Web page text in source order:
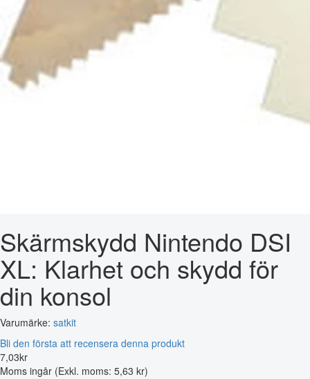
Skärmskydd Nintendo DSI
XL: Klarhet och skydd för
din konsol
Varumärke: satkit
Bli den första att recensera denna produkt
7,03kr
Moms ingår (Exkl. moms: 5,63 kr)